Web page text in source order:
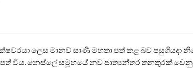
ලෙස මානව් සාණි මහතා පත් කළ බව පසුගියදා
විය. නෙස්ලේ සමූහයේ නව ජාත්‍යන්තර තනතුරක්